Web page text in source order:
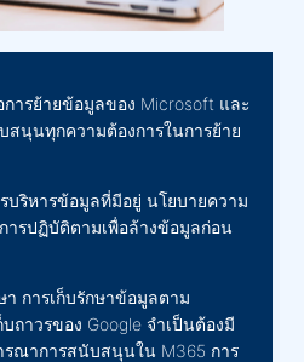
การย้ายข้อมูลของ Microsoft และ
นุนทุกความต้องการในการย้าย
บริหารข้อมูลที่มีอยู่ นโยบายความ
ารปฏิบัติตามเพื่อล้างข้อมูลก่อน
า การเก็บรักษาข้อมูลตาม
ถาวรของ Google จำเป็นต้องมี
รณาการสนับสนุนใน M365 การ